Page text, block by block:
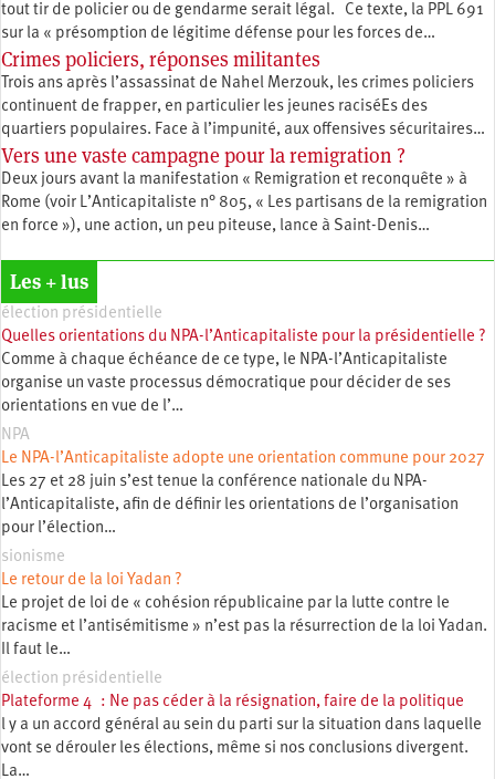
tout tir de policier ou de gendarme serait légal. Ce texte, la PPL 691
sur la « présomption de légitime défense pour les forces de…
Crimes policiers, réponses militantes
Trois ans après l’assassinat de Nahel Merzouk, les crimes policiers
continuent de frapper, en particulier les jeunes raciséEs des
quartiers populaires. Face à l’impunité, aux offensives sécuritaires…
Vers une vaste campagne pour la remigration ?
Deux jours avant la manifestation « Remigration et reconquête » à
Rome (voir L’Anticapitaliste n° 805, « Les partisans de la remigration
en force »), une action, un peu piteuse, lance à Saint-Denis…
Les + lus
élection présidentielle
Quelles orientations du NPA-l’Anticapitaliste pour la présidentielle ?
Comme à chaque échéance de ce type, le NPA-l’Anticapitaliste
organise un vaste processus démocratique pour décider de ses
orientations en vue de l’…
NPA
Le NPA-l’Anticapitaliste adopte une orientation commune pour 2027
Les 27 et 28 juin s’est tenue la conférence nationale du NPA-
l’Anticapitaliste, afin de définir les orientations de l’organisation
pour l’élection…
sionisme
Le retour de la loi Yadan ?
Le projet de loi de « cohésion républicaine par la lutte contre le
racisme et l’antisémitisme » n’est pas la résurrection de la loi Yadan.
Il faut le…
élection présidentielle
Plateforme 4 : Ne pas céder à la résignation, faire de la politique
l y a un accord général au sein du parti sur la situation dans laquelle
vont se dérouler les élections, même si nos conclusions divergent.
La…